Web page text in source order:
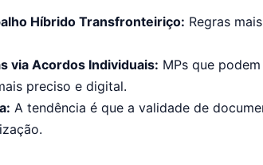
Híbrido Transfronteiriço: Regras
via Acordos Individuais: MPs que
preciso e digital.
A tendência é que a validade de